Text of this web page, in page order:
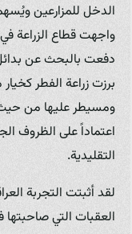
الدخل للمزارعين
واجهت قطاع الزراعة
دفعت بالبحث عن بدائل
برزت زراعة الفطر
ومسيطر عليها من حيث
اعتماداً على الظروف
التقليدية.
لقد أثبتت التجربة
العقبات التي